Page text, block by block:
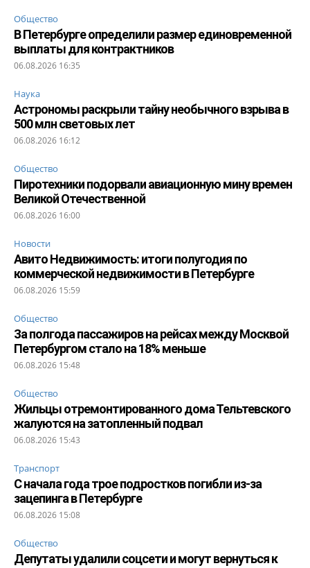
Общество
В Петербурге определили размер единовременной
выплаты для контрактников
06.08.2026 16:35
Наука
Астрономы раскрыли тайну необычного взрыва в
500 млн световых лет
06.08.2026 16:12
Общество
Пиротехники подорвали авиационную мину времен
Великой Отечественной
06.08.2026 16:00
Новости
Авито Недвижимость: итоги полугодия по
коммерческой недвижимости в Петербурге
06.08.2026 15:59
Общество
За полгода пассажиров на рейсах между Москвой
Петербургом стало на 18% меньше
06.08.2026 15:48
Общество
Жильцы отремонтированного дома Тельтевского
жалуются на затопленный подвал
06.08.2026 15:43
Транспорт
С начала года трое подростков погибли из-за
зацепинга в Петербурге
06.08.2026 15:08
Общество
Депутаты удалили соцсети и могут вернуться к